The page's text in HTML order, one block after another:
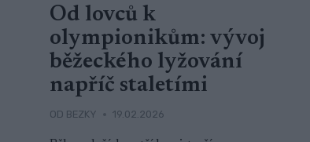
Od lovců k
olympionikům: vývoj
běžeckého lyžování
napříč staletími
OD BEZKY 19.02.2026